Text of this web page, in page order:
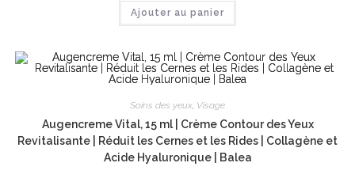
Ajouter au panier
Soins des yeux, Visage
Augencreme Vital, 15 ml | Crème Contour des Yeux
Revitalisante | Réduit les Cernes et les Rides | Collagène et
Acide Hyaluronique | Balea